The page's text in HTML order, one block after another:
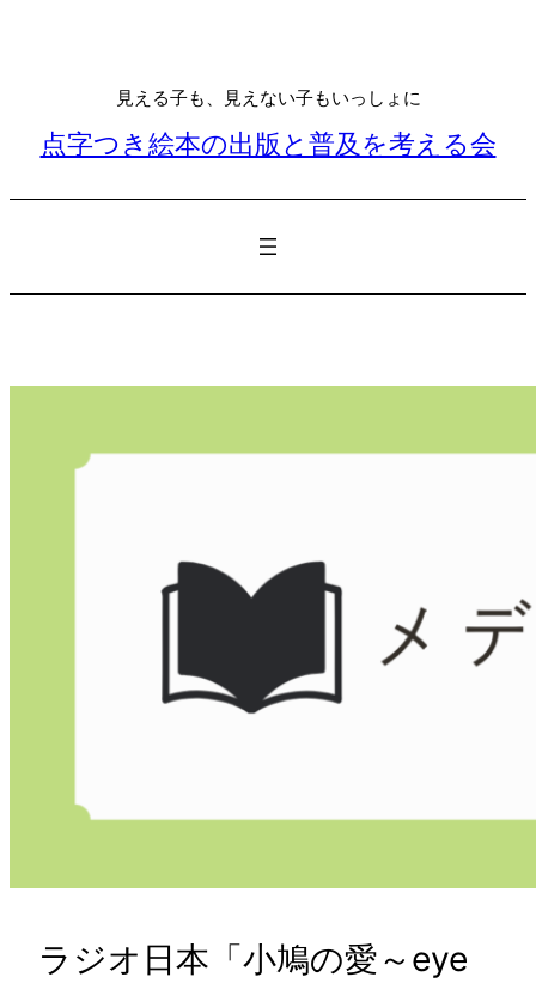
見える子も、見えない子もいっしょに
点字つき絵本の出版と普及を考える会
ラジオ日本「小鳩の愛～eye